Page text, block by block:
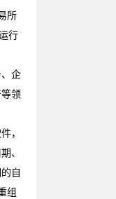
所
行
企
领
，
、
自
组